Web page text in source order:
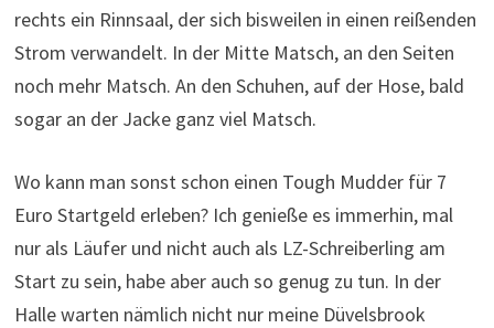
rechts ein Rinnsaal, der sich bisweilen in einen reißenden
Strom verwandelt. In der Mitte Matsch, an den Seiten
noch mehr Matsch. An den Schuhen, auf der Hose, bald
sogar an der Jacke ganz viel Matsch.
Wo kann man sonst schon einen Tough Mudder für 7
Euro Startgeld erleben? Ich genieße es immerhin, mal
nur als Läufer und nicht auch als LZ-Schreiberling am
Start zu sein, habe aber auch so genug zu tun. In der
Halle warten nämlich nicht nur meine Düvelsbrook